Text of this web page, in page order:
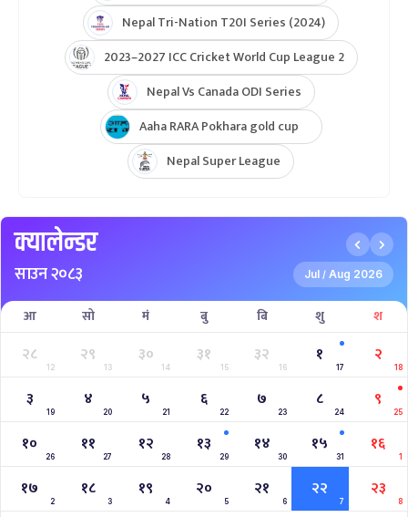
Nepal Tri-Nation T20I Series (2024)
2023–2027 ICC Cricket World Cup League 2
Nepal Vs Canada ODI Series
Aaha RARA Pokhara gold cup
Nepal Super League
क्यालेन्डर
साउन २०८३ Jul / Aug 2026
आ सो मं बु बि शु श
२८
12
२९
13
३०
14
३१
15
३२
16
१
17
२
18
३
19
४
20
५
21
६
22
७
23
८
24
९
25
१०
26
११
27
१२
28
१३
29
१४
30
१५
31
१६
1
१७
2
१८
3
१९
4
२०
5
२१
6
२२
7
२३
8